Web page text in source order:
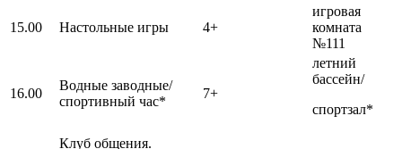
15.00 Настольные игры 4+
игровая
комната
№111
16.00
Водные заводные/
спортивный час*
7+
летний
бассейн/
спортзал*
Клуб общения.